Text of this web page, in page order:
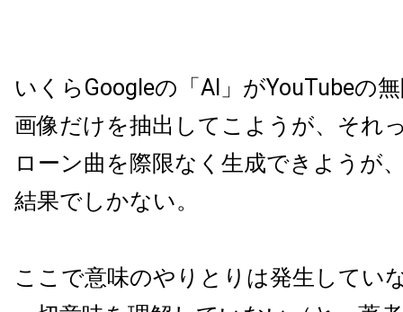
いくらGoogleの「AI」がYouTubeの
画像だけを抽出してこようが、それ
ローン曲を際限なく生成できようが
結果でしかない。
ここで意味のやりとりは発生してい